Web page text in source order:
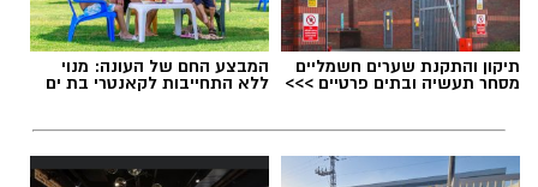
תיקון והתקנת שערים חשמליים
מסחר תעשיה ובתים פרטיים >>>
המבצע החם של העונה: מנוי
ללא התחייבות לקאנטרי בת ים